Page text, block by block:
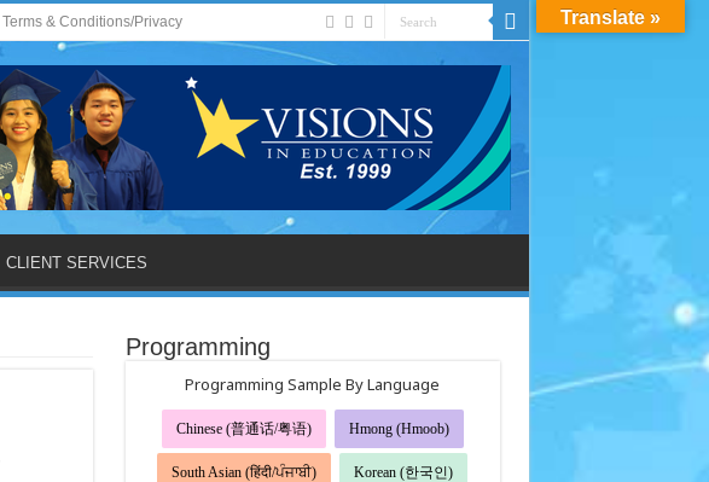
Terms & Conditions/Privacy
CLIENT SERVICES
Programming
Programming Sample By Language
Chinese (普通话/粤语) Hmong (Hmoob)
South Asian (हिंदी/ਪੰਜਾਬੀ) Korean (한국인)
Translate »